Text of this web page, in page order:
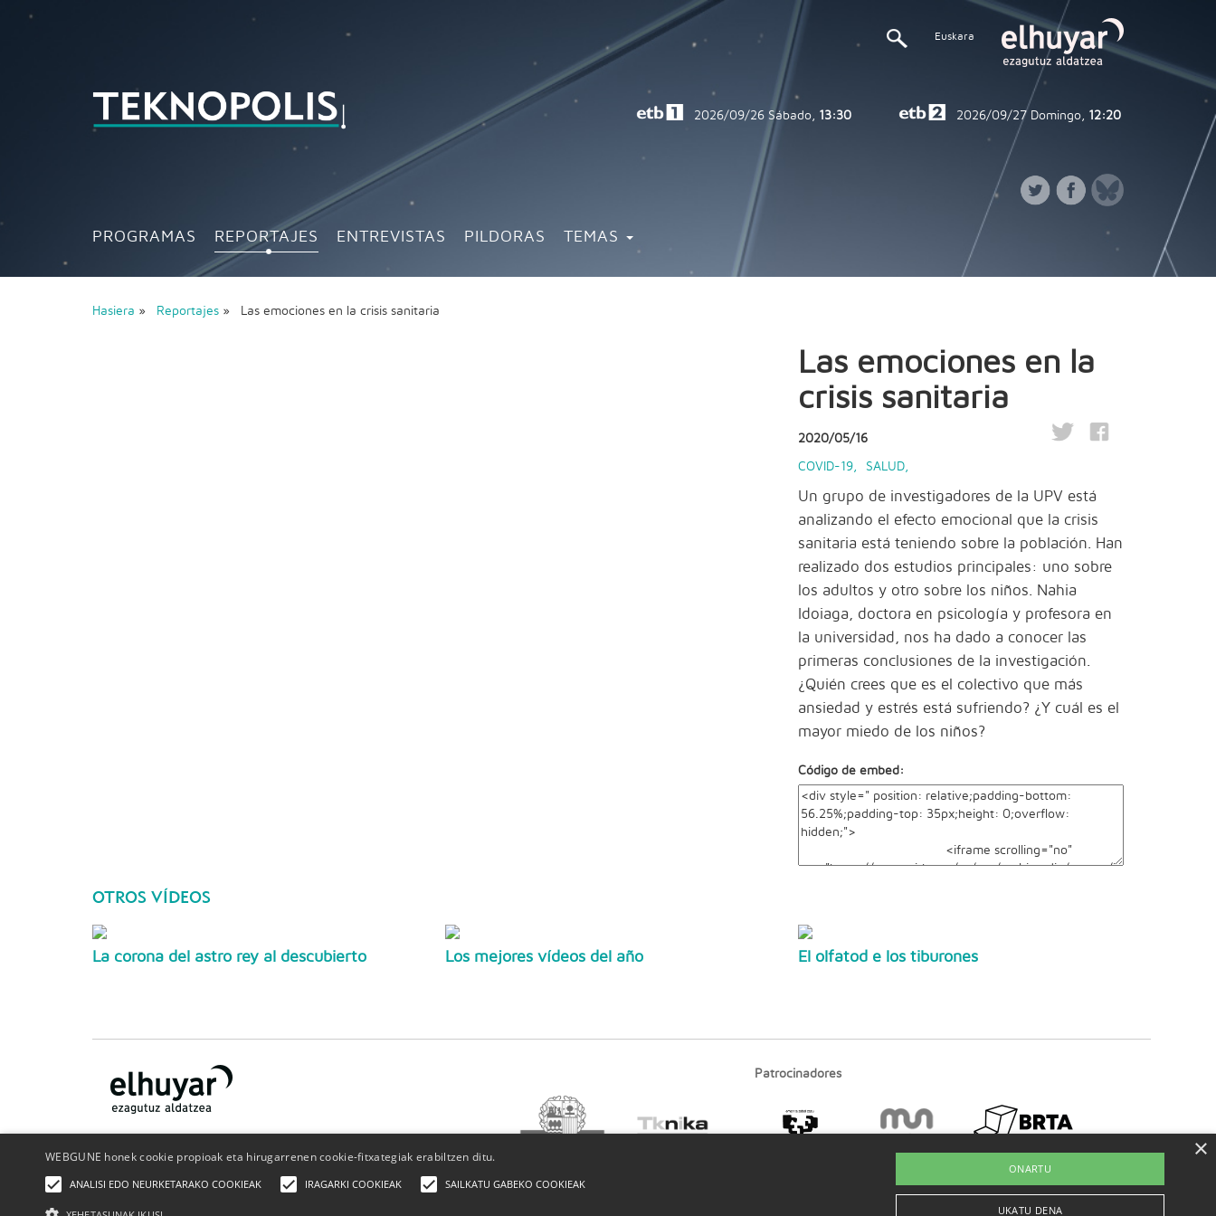
Euskara
PROGRAMAS REPORTAJES ENTREVISTAS PILDORAS TEMAS
2026/09/26 Sábado, 13:30 2026/09/27 Domingo, 12:20
Hasiera » Reportajes » Las emociones en la crisis sanitaria
Las emociones en la
crisis sanitaria
2020/05/16
COVID-19, SALUD,
Un grupo de investigadores de la UPV está
analizando el efecto emocional que la crisis
sanitaria está teniendo sobre la población. Han
realizado dos estudios principales: uno sobre
los adultos y otro sobre los niños. Nahia
Idoiaga, doctora en psicología y profesora en
la universidad, nos ha dado a conocer las
primeras conclusiones de la investigación.
¿Quién crees que es el colectivo que más
ansiedad y estrés está sufriendo? ¿Y cuál es el
mayor miedo de los niños?
Código de embed:
OTROS VÍDEOS
La corona del astro rey al descubierto Los mejores vídeos del año El olfatod e los tiburones
¿Quiénes somos? Contacto Publicidad Politica de
privacidad
Política de cookies
Patrocinadores
WEBGUNE honek cookie propioak eta hirugarrenen cookie-fitxategiak erabiltzen ditu.
ANALISI EDO NEURKETARAKO COOKIEAK IRAGARKI COOKIEAK SAILKATU GABEKO COOKIEAK
ONARTU
UKATU DENA
×